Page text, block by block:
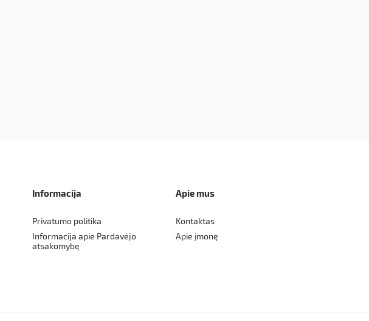
Informacija
Privatumo politika
Informacija apie Pardavėjo
atsakomybę
Apie mus
Kontaktas
Apie įmonę